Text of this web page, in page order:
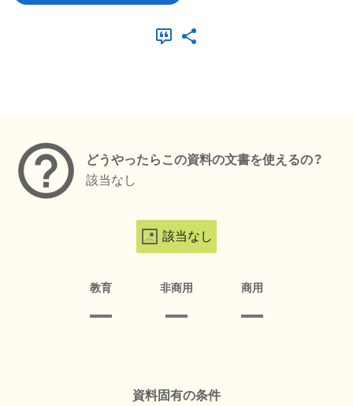
どうやったらこの資料の文書を使えるの？
該当なし
該当なし
教育 非商用 商用
資料固有の条件